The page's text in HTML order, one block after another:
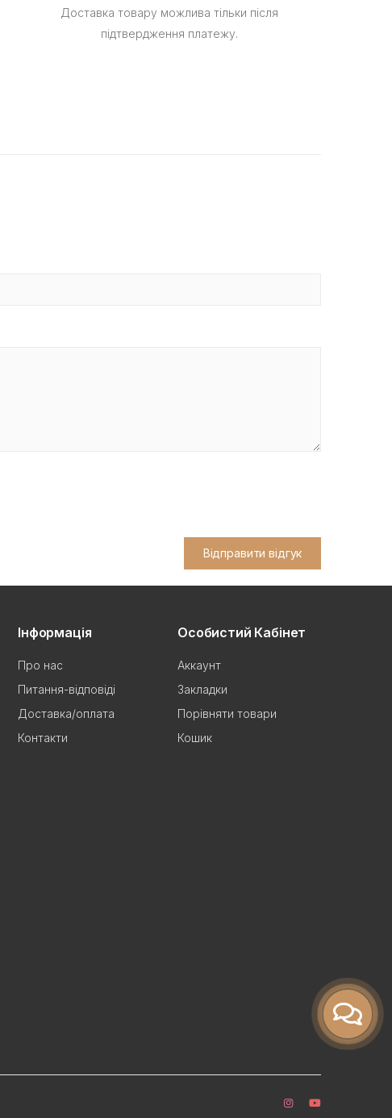
Доставка товару можлива тільки після
підтвердження платежу.
Відправити відгук
Інформація
Про нас
Питання-відповіді
Доставка/оплата
Контакти
Особистий Кабінет
Аккаунт
Закладки
Порівняти товари
Кошик